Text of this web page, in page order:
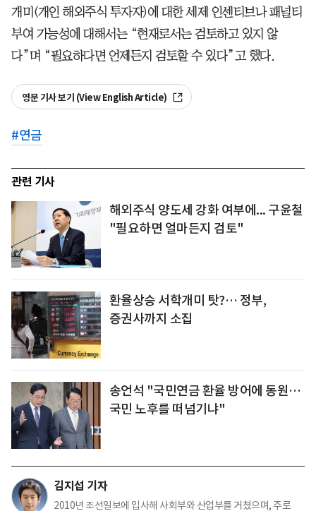
개미(개인 해외주식 투자자)에 대한 세제 인센티브나 패널티
부여 가능성에 대해서는 “현재로서는 검토하고 있지 않
다”며 “필요하다면 언제든지 검토할 수 있다”고 했다.
영문 기사 보기 (View English Article)
#연금
관련 기사
해외주식 양도세 강화 여부에... 구윤철
"필요하면 얼마든지 검토"
환율상승 서학개미 탓?… 정부,
증권사까지 소집
송언석 "국민연금 환율 방어에 동원…
국민 노후를 떠넘기냐"
김지섭 기자
2010년 조선일보에 입사해 사회부와 산업부를 거쳤으며, 주로